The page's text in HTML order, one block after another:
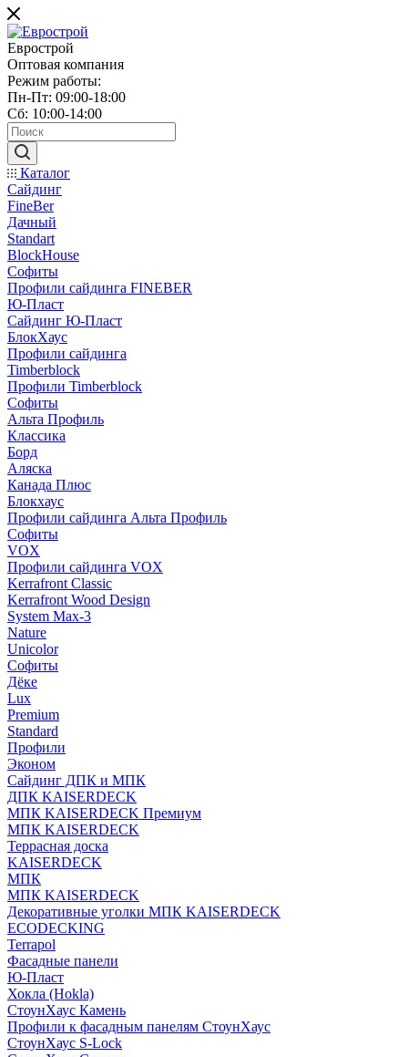
Еврострой
Оптовая компания
Режим работы:
Пн-Пт: 09:00-18:00
Сб: 10:00-14:00
Каталог
Сайдинг
FineBer
Дачный
Standart
BlockHouse
Софиты
Профили сайдинга FINEBER
Ю-Пласт
Сайдинг Ю-Пласт
БлокХаус
Профили сайдинга
Timberblock
Профили Timberblock
Софиты
Альта Профиль
Классика
Борд
Аляска
Канада Плюс
Блокхаус
Профили сайдинга Альта Профиль
Софиты
VOX
Профили сайдинга VOX
Kerrafront Classic
Kerrafront Wood Design
System Max-3
Nature
Unicolor
Софиты
Дёке
Lux
Premium
Standard
Профили
Эконом
Сайдинг ДПК и МПК
ДПК KAISERDECK
МПК KAISERDECK Премиум
МПК KAISERDECK
Террасная доска
KAISERDECK
МПК
МПК KAISERDECK
Декоративные уголки МПК KAISERDECK
ECODECKING
Terrapol
Фасадные панели
Ю-Пласт
Хокла (Hokla)
СтоунХаус Камень
Профили к фасадным панелям СтоунХаус
СтоунХаус S-Lock